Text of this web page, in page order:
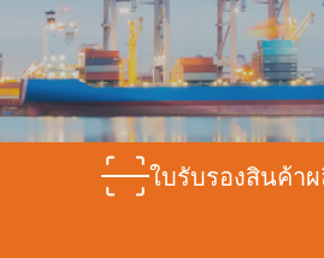
ใบรับรองสินค้า